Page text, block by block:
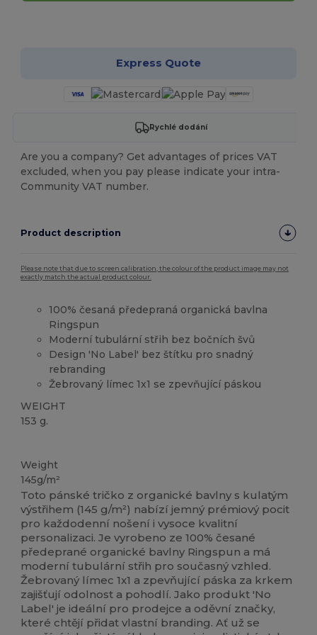
Express Quote
Rychlé dodání
Are you a company? Get advantages of prices VAT
excluded, when you pay please indicate your intra-
Community VAT number.
Product description
Please note that due to screen calibration, the colour of the product image may not
exactly match the actual product colour.
100% česaná předepraná organická bavlna
Ringspun
Moderní tubulární střih bez bočních švů
Design 'No Label' bez štítku pro snadný
rebranding
Žebrovaný límec 1x1 se zpevňující páskou
WEIGHT
153 g.
Weight
145g/m²
Toto pánské tričko z organické bavlny s kulatým
výstřihem (145 g/m²) nabízí jemný prémiový pocit
pro každodenní nošení i vysoce kvalitní
personalizaci. Je vyrobeno ze 100% česané
předeprané organické bavlny Ringspun a má
moderní tubulární střih pro současný vzhled.
Žebrovaný límec 1x1 a zpevňující páska za krkem
zajišťují odolnost a pohodlí. Jako produkt 'No
Label' je ideální pro prodejce a oděvní značky,
které chtějí přidat vlastní branding. Ať už se